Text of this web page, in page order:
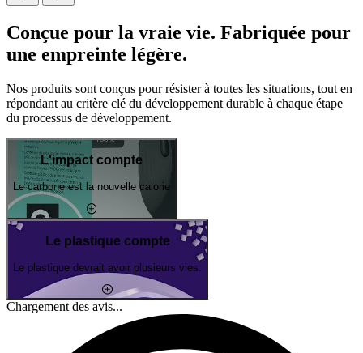
Conçue pour la vraie vie. Fabriquée pour
une empreinte légère.
Nos produits sont conçus pour résister à toutes les situations, tout en
répondant au critère clé du développement durable à chaque étape
du processus de développement.
L'impact compte
Le carbone est la nouvelle calorie
Le plastique compte
Le plastique devrait avoir plusieurs vies.
Chargement des avis...